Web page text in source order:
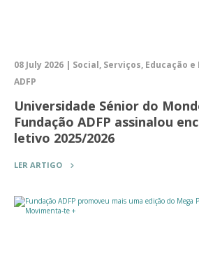
08 July 2026 | Social, Serviços, Educação
ADFP
Universidade Sénior do
Fundação ADFP assinalou
letivo 2025/2026
LER ARTIGO